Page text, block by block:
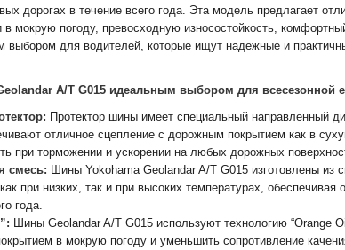
дорогах в течение всего года. Эта модель предлагает
в мокрую погоду, превосходную износостойкость,
для водителей, которые ищут надежные и
A/T G015 идеальным выбором для всесезонной
Протектор шины имеет специальный направленный
отличное сцепление с дорожным покрытием как в
при торможении и ускорении на любых дорожных
смесь: Шины Yokohama Geolandar A/T G015 изготовлены из
как при низких, так и при высоких температурах,
года.
Шины Geolandar A/T G015 используют технологию “Orange
в мокрую погоду и уменьшить сопротивление